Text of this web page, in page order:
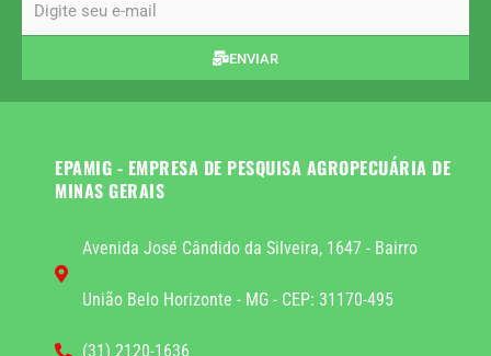
ENVIAR
EPAMIG - EMPRESA DE PESQUISA AGROPECUÁRIA DE
MINAS GERAIS
Avenida José Cândido da Silveira, 1647 - Bairro
União Belo Horizonte - MG - CEP: 31170-495
(31) 2120-1636